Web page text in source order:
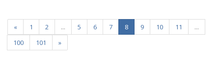
« 1 2 ... 5 6 7 8 9 10 11
...
100
101 »